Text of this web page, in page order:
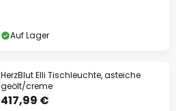
Auf Lager
HerzBlut Elli Tischleuchte, asteiche
geölt/creme
417,99 €